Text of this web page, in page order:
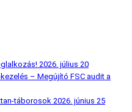
2026. július 20
– Megújító FSC audit a
táborosok 2026. június 25